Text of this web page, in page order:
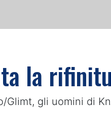
la
Glimt, gli uomini di